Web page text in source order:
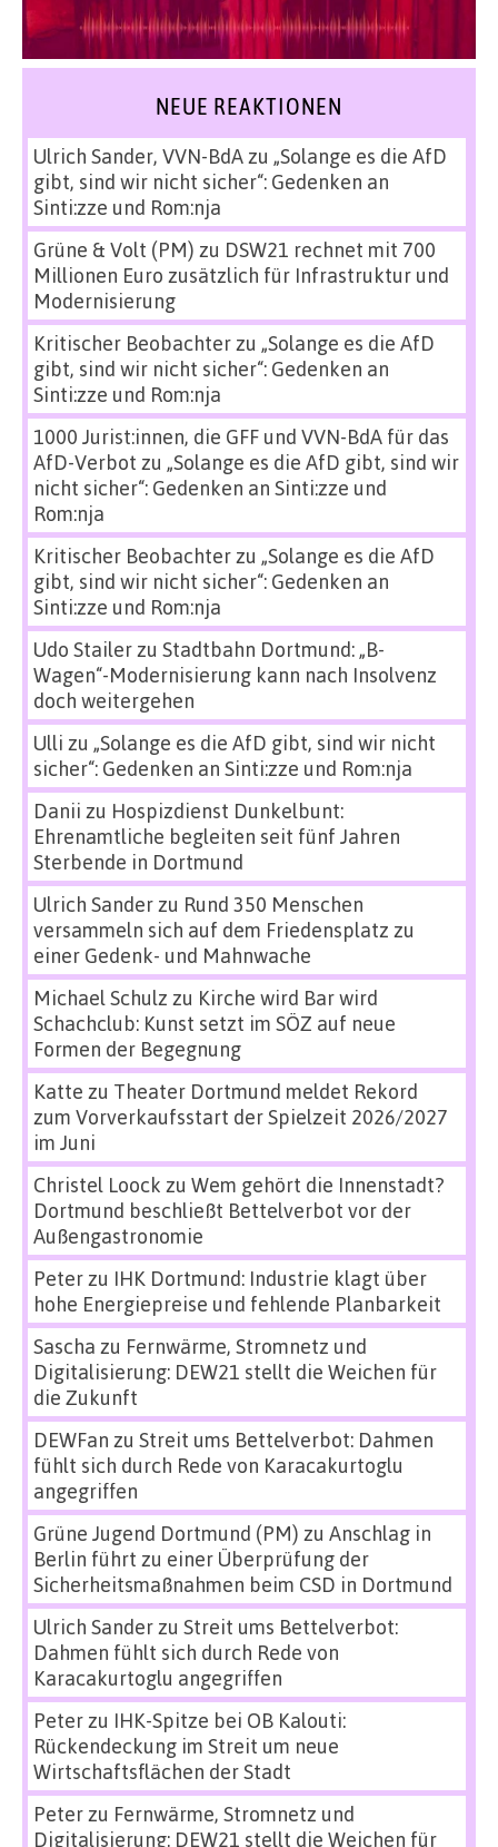
NEUE REAKTIONEN
Ulrich Sander, VVN-BdAzu „Solange es die AfD
gibt, sind wir nicht sicher“: Gedenken an
Sinti:zze und Rom:nja
Grüne & Volt (PM) zu DSW21 rechnet mit 700
Millionen Euro zusätzlich für Infrastruktur und
Modernisierung
Kritischer Beobachterzu „Solange es die AfD
gibt, sind wir nicht sicher“: Gedenken an
Sinti:zze und Rom:nja
1000 Jurist:innen, die GFF und VVN-BdA für das
AfD-Verbot zu „Solange es die AfD gibt, sind wir
nicht sicher“: Gedenken an Sinti:zze und
Rom:nja
Kritischer Beobachterzu „Solange es die AfD
gibt, sind wir nicht sicher“: Gedenken an
Sinti:zze und Rom:nja
Udo Stailerzu Stadtbahn Dortmund: „B-
Wagen“-Modernisierung kann nach Insolvenz
doch weitergehen
Ulli zu „Solange es die AfD gibt, sind wir nicht
sicher“: Gedenken an Sinti:zze und Rom:nja
Danii zu Hospizdienst Dunkelbunt:
Ehrenamtliche begleiten seit fünf Jahren
Sterbende in Dortmund
Ulrich Sanderzu Rund 350 Menschen
versammeln sich auf dem Friedensplatz zu
einer Gedenk- und Mahnwache
Michael Schulz zu Kirche wird Bar wird
Schachclub: Kunst setzt im SÖZ auf neue
Formen der Begegnung
Katte zu Theater Dortmund meldet Rekord
zum Vorverkaufsstart der Spielzeit 2026/2027
im Juni
Christel Loock zu Wem gehört die Innenstadt?
Dortmund beschließt Bettelverbot vor der
Außengastronomie
Peterzu IHK Dortmund: Industrie klagt über
hohe Energiepreise und fehlende Planbarkeit
Sascha zu Fernwärme, Stromnetz und
Digitalisierung: DEW21 stellt die Weichen für
die Zukunft
DEWFan zu Streit ums Bettelverbot: Dahmen
fühlt sich durch Rede von Karacakurtoglu
angegriffen
Grüne Jugend Dortmund (PM) zu Anschlag in
Berlin führt zu einer Überprüfung der
Sicherheitsmaßnahmen beim CSD in Dortmund
Ulrich Sanderzu Streit ums Bettelverbot:
Dahmen fühlt sich durch Rede von
Karacakurtoglu angegriffen
Peterzu IHK-Spitze bei OB Kalouti:
Rückendeckung im Streit um neue
Wirtschaftsflächen der Stadt
Peterzu Fernwärme, Stromnetz und
Digitalisierung: DEW21 stellt die Weichen für